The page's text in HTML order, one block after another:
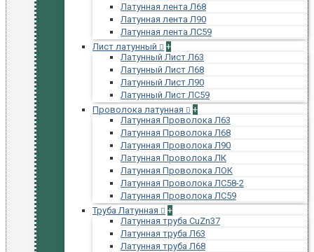
Латунная лента Л68
Латунная лента Л90
Латунная лента ЛС59
Лист латунный
+
Латунный Лист Л63
Латунный Лист Л68
Латунный Лист Л90
Латунный Лист ЛС59
Проволока латунная
+
Латунная Проволока Л63
Латунная Проволока Л68
Латунная Проволока Л90
Латунная Проволока ЛК
Латунная Проволока ЛОК
Латунная Проволока ЛС58-2
Латунная Проволока ЛС59
Труба Латунная
+
Латунная труба CuZn37
Латунная труба Л63
Латунная труба Л68